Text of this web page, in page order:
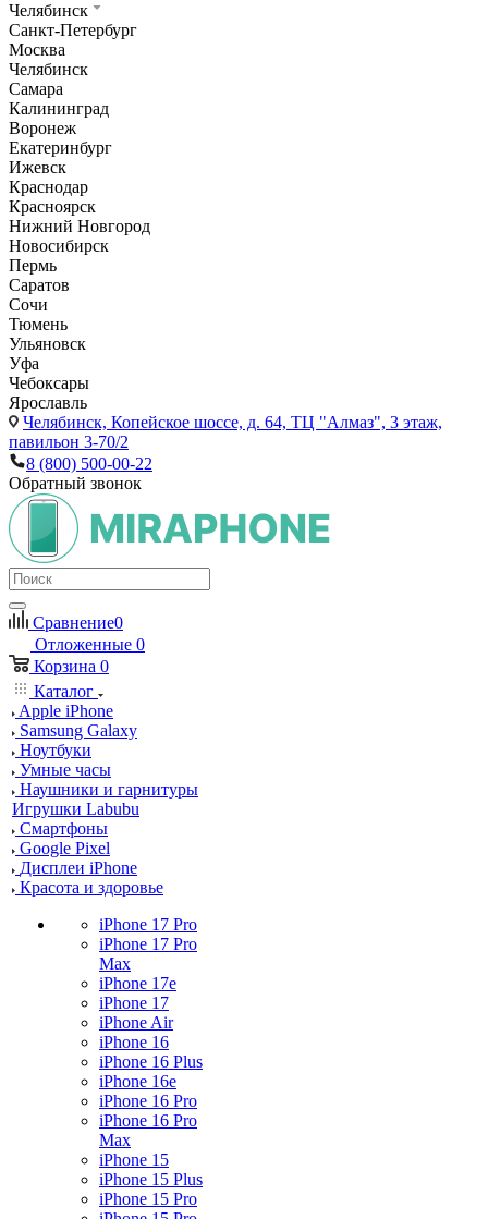
Челябинск
Санкт-Петербург
Москва
Челябинск
Самара
Калининград
Воронеж
Екатеринбург
Ижевск
Краснодар
Красноярск
Нижний Новгород
Новосибирск
Пермь
Саратов
Сочи
Тюмень
Ульяновск
Уфа
Чебоксары
Ярославль
Челябинск, Копейское шоссе, д. 64, ТЦ "Алмаз", 3 этаж,
павильон 3-70/2
8 (800) 500-00-22
Обратный звонок
Сравнение0
Отложенные 0
Корзина 0
Каталог
Apple iPhone
Samsung Galaxy
Ноутбуки
Умные часы
Наушники и гарнитуры
Игрушки Labubu
Смартфоны
Google Pixel
Дисплеи iPhone
Красота и здоровье
iPhone 17 Pro
iPhone 17 Pro
Max
iPhone 17e
iPhone 17
iPhone Air
iPhone 16
iPhone 16 Plus
iPhone 16e
iPhone 16 Pro
iPhone 16 Pro
Max
iPhone 15
iPhone 15 Plus
iPhone 15 Pro